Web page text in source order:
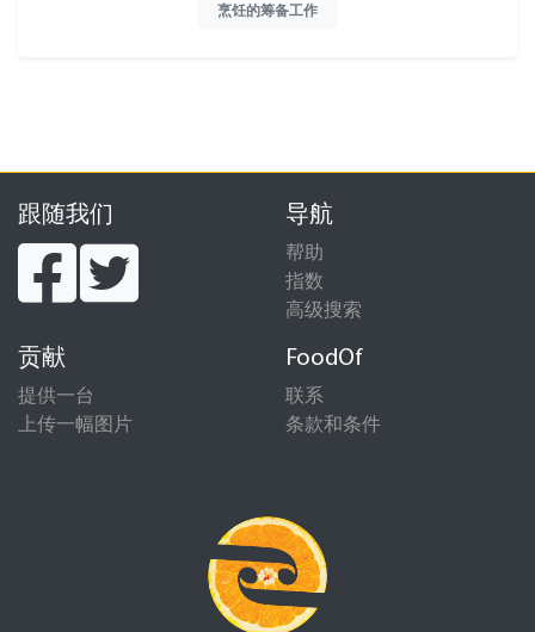
烹饪的筹备工作
跟随我们 导航
帮助
指数
高级搜索
贡献
提供一台
上传一幅图片
FoodOf
联系
条款和条件